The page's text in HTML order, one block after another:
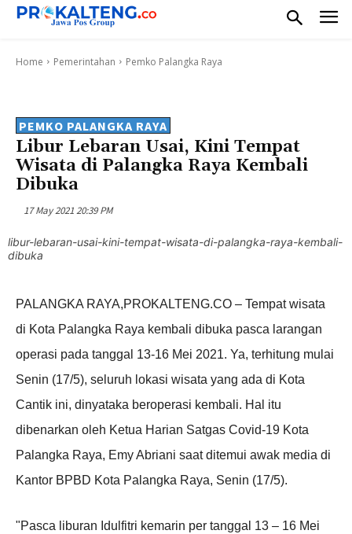
Home Pemerintahan Pemko Palangka Raya
PEMKO PALANGKA RAYA
Libur Lebaran Usai, Kini Tempat
Wisata di Palangka Raya Kembali
Dibuka
17 May 2021 20:39 PM
libur-lebaran-usai-kini-tempat-wisata-di-palangka-raya-kembali-
dibuka
PALANGKA RAYA,PROKALTENG.CO – Tempat wisata
di Kota Palangka Raya kembali dibuka pasca larangan
operasi pada tanggal 13-16 Mei 2021. Ya, terhitung mulai
Senin (17/5), seluruh lokasi wisata yang ada di Kota
Cantik ini, dinyataka beroperasi kembali. Hal itu
dibenarkan oleh Ketua Harian Satgas Covid-19 Kota
Palangka Raya, Emy Abriani saat ditemui awak media di
Kantor BPBD Kota Palangka Raya, Senin (17/5).
"Pasca liburan Idulfitri kemarin per tanggal 13 – 16 Mei